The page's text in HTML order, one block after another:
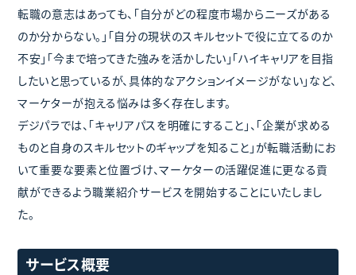
転職の意志はあっても、「自分がどの程度市場からニーズがある
のか分からない。」「自分の現状のスキルセットで役に立てるのか
不安」「今まで培ってきた強みを活かしたい」「ハイキャリアを目指
したいと思っているが、具体的なアクションイメージがない」など、
マーケターが抱える悩みは多く存在します。
デジパラでは、「キャリアパスを明確にすること」、「企業が求める
ものと自身のスキルセットのギャップを知ること」が転職活動にお
いて重要な要素と位置づけ、マーケターの活躍促進に更なる貢
献ができるよう職業紹介サービスを開始することにいたしまし
た。
サービス概要